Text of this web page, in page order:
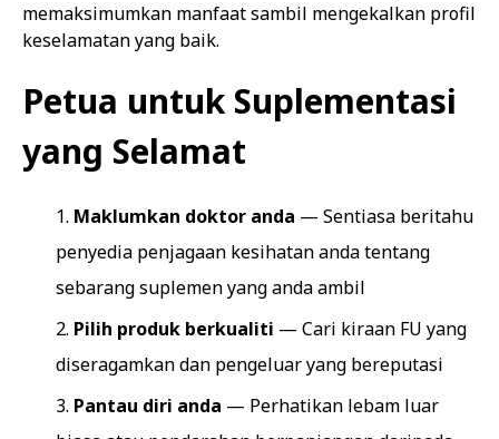
memaksimumkan manfaat sambil mengekalkan profil
keselamatan yang baik.
Petua untuk Suplementasi
yang Selamat
Maklumkan doktor anda — Sentiasa beritahu
penyedia penjagaan kesihatan anda tentang
sebarang suplemen yang anda ambil
Pilih produk berkualiti — Cari kiraan FU yang
diseragamkan dan pengeluar yang bereputasi
Pantau diri anda — Perhatikan lebam luar